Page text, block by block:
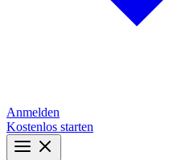
Anmelden
Kostenlos starten